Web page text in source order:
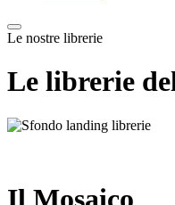
Le nostre librerie
Le librerie